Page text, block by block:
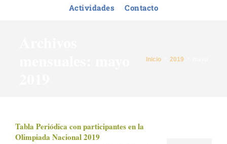
Actividades Contacto
Inicio 2019
Tabla Periódica con participantes en la
Olimpiada Nacional 2019